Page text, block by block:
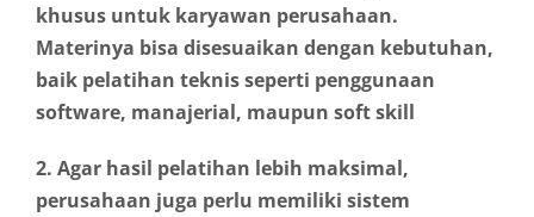
khusus untuk karyawan perusahaan.
Materinya bisa disesuaikan dengan kebutuhan,
baik pelatihan teknis seperti penggunaan
software, manajerial, maupun soft skill
2. Agar hasil pelatihan lebih maksimal,
perusahaan juga perlu memiliki sistem